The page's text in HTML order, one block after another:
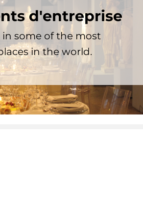
d'entreprise
some of the most
in the world.